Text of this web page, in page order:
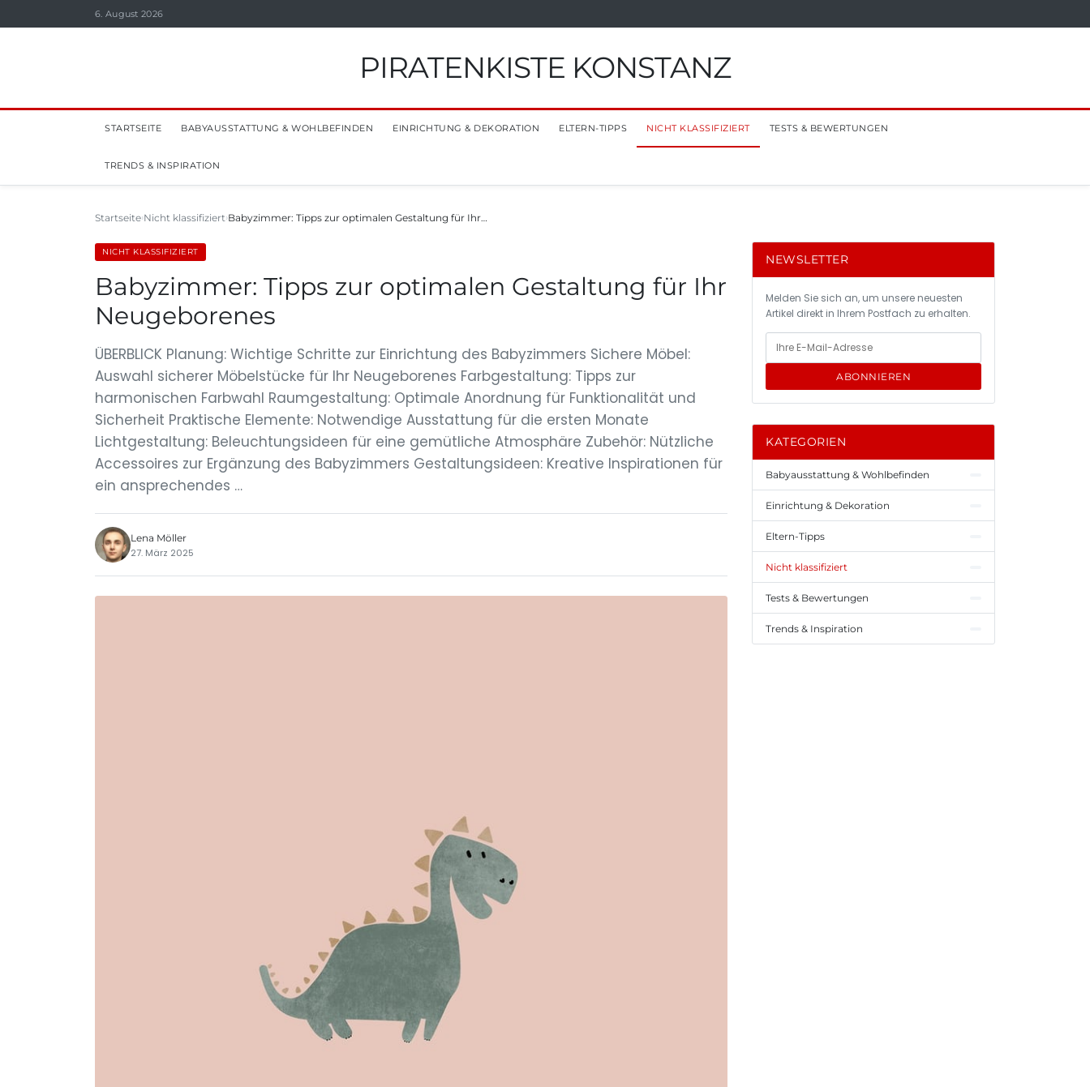
6. August 2026
PIRATENKISTE KONSTANZ
STARTSEITE BABYAUSSTATTUNG & WOHLBEFINDEN EINRICHTUNG & DEKORATION ELTERN-TIPPS NICHT KLASSIFIZIERT TESTS & BEWERTUNGEN
TRENDS & INSPIRATION
Startseite Nicht klassifiziert Babyzimmer: Tipps zur optimalen Gestaltung für Ihr…
NICHT KLASSIFIZIERT
Babyzimmer: Tipps zur optimalen Gestaltung für Ihr
Neugeborenes
ÜBERBLICK Planung: Wichtige Schritte zur Einrichtung des Babyzimmers Sichere Möbel:
Auswahl sicherer Möbelstücke für Ihr Neugeborenes Farbgestaltung: Tipps zur
harmonischen Farbwahl Raumgestaltung: Optimale Anordnung für Funktionalität und
Sicherheit Praktische Elemente: Notwendige Ausstattung für die ersten Monate
Lichtgestaltung: Beleuchtungsideen für eine gemütliche Atmosphäre Zubehör: Nützliche
Accessoires zur Ergänzung des Babyzimmers Gestaltungsideen: Kreative Inspirationen für
ein ansprechendes …
Lena Möller
27. März 2025
NEWSLETTER
Melden Sie sich an, um unsere neuesten
Artikel direkt in Ihrem Postfach zu erhalten.
ABONNIEREN
KATEGORIEN
Babyausstattung & Wohlbefinden
Einrichtung & Dekoration
Eltern-Tipps
Nicht klassifiziert
Tests & Bewertungen
Trends & Inspiration